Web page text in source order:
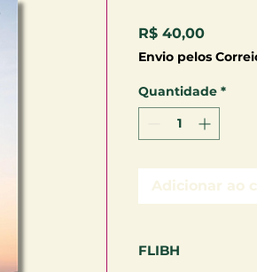
R$ 40,00Preço
Envio pelos
Quantidade *
Adicionar ao
FLIBH